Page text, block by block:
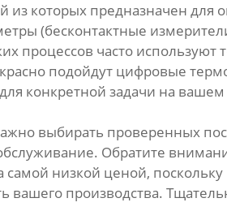
которых предназначен для
(бесконтактные
процессов часто
подойдут цифровые
конкретной задачи на вашем
выбирать проверенных
Обратите
низкой ценой,
производства.